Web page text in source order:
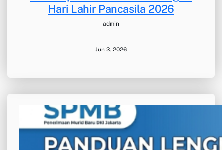
Hari Lahir Pancasila 2026
admin
·
Jun 3, 2026